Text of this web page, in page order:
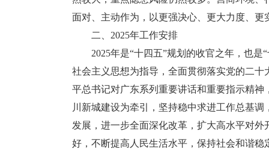
面对、主动作为，以更强决心、更大力度、
二、2025年工作安排
2025年是“十四五”规划的收官之年，也是“
社会主义思想为指导，全面贯彻落实党的二
平总书记对广东系列重要讲话和重要指示精神
川新城建设为牵引，坚持稳中求进工作总基
发展，进一步全面深化改革，扩大高水平对
好，不断提高人民生活水平，保持社会和谐